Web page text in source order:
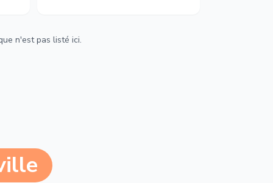
n'est pas listé ici.